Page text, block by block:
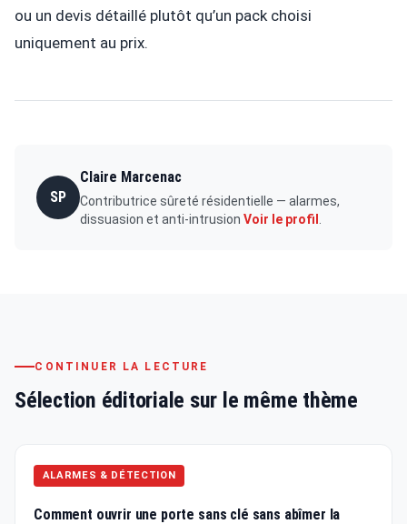
ou un devis détaillé plutôt qu’un pack choisi
uniquement au prix.
SP
Claire Marcenac
Contributrice sûreté résidentielle — alarmes,
dissuasion et anti-intrusion Voir le profil
CONTINUER LA LECTURE
Sélection éditoriale sur le même thème
ALARMES & DÉTECTION
Comment ouvrir une porte sans clé sans abîmer la